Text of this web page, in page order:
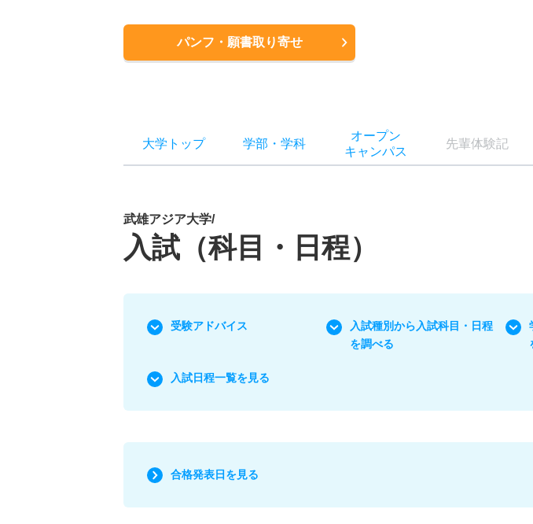
パンフ・願書取り寄せ
大学トップ 学部 ・ 学科
オープン
キャンパス
先輩体験記
武雄アジア大学/
入試（科目・日程）
受験アドバイス
入試種別から入試科目・日程
を調べる
入試日程一覧を見る
合格発表日を見る